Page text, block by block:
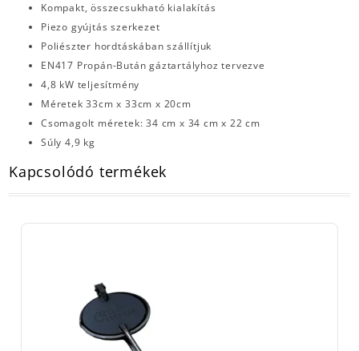
Kompakt, összecsukható kialakítás
Piezo gyújtás szerkezet
Poliészter hordtáskában szállítjuk
EN417 Propán-Bután gáztartályhoz tervezve
4,8 kW teljesítmény
Méretek 33cm x 33cm x 20cm
Csomagolt méretek: 34 cm x 34 cm x 22 cm
Súly 4,9 kg
Kapcsolódó termékek